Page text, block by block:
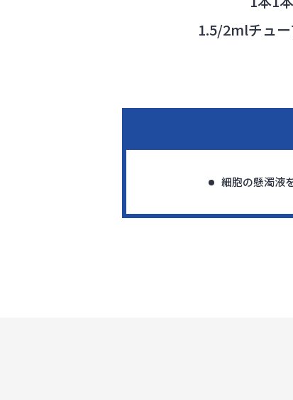
1.5/2mlチュー
細胞の懸濁液